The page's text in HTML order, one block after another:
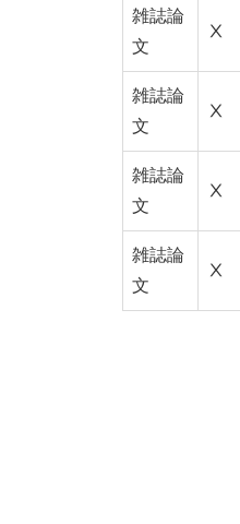
雑誌論
文
Ⅹ
雑誌論
文
Ⅹ
雑誌論
文
Ⅹ
雑誌論
文
Ⅹ